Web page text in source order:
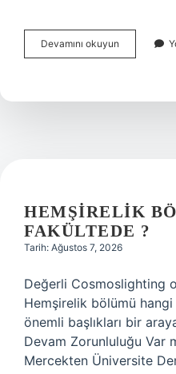
Devamını okuyun
Kuranı
gelir
HEMŞIRELIK
FAKÜLTEDE ?
Tarih: Ağustos 7, 2026
Değerli Cosmoslighting
Hemşirelik bölümü
önemli başlıkları bir
Devam Zorunluluğu Var
Mercekten Üniversite